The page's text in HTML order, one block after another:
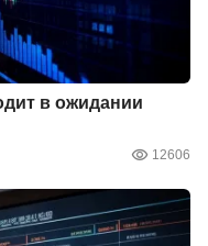
в ожидании
12606